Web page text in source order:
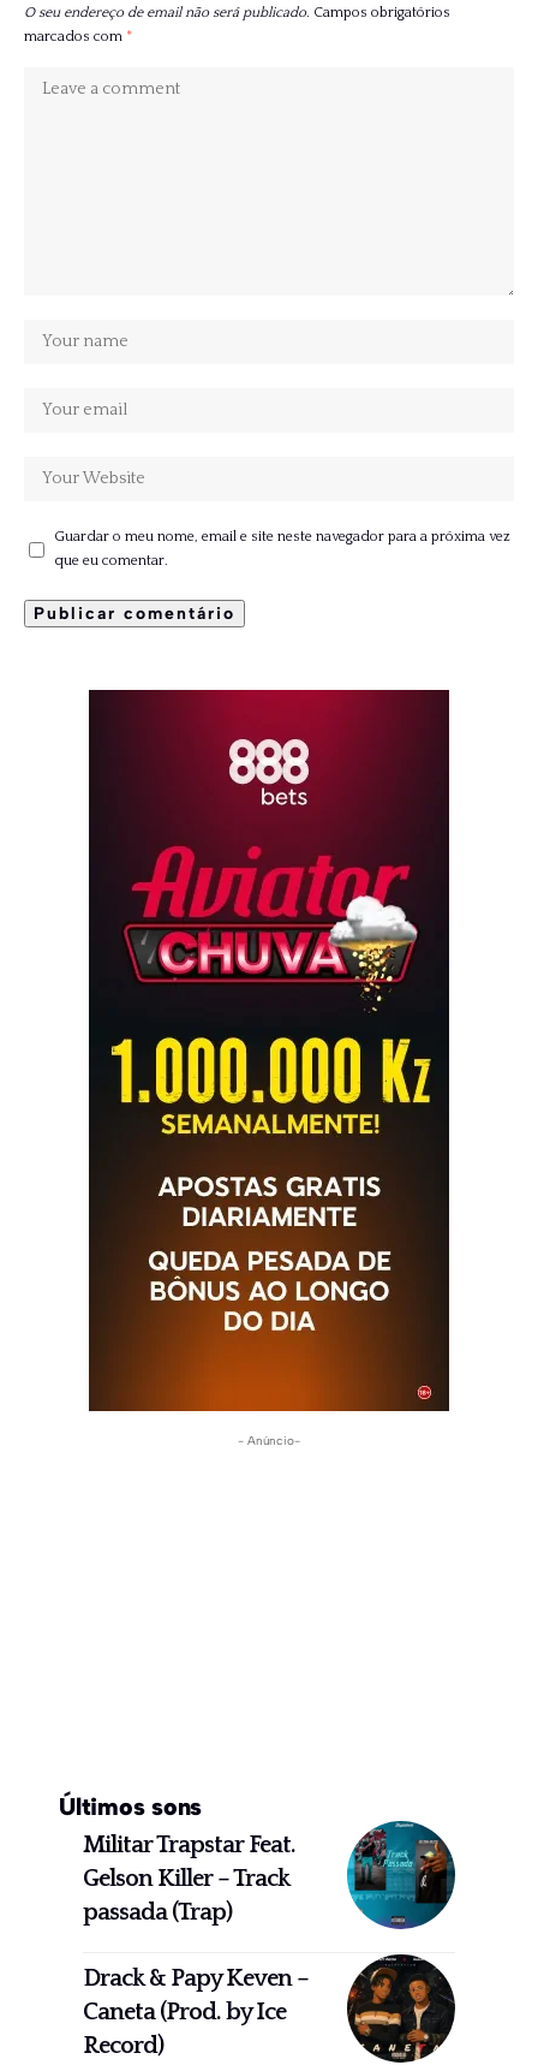
O seu endereço de email não será publicado. Campos obrigatórios
marcados com *
Guardar o meu nome, email e site neste navegador para a próxima vez
que eu comentar.
- Anúncio-
Últimos sons
Militar Trapstar Feat.
Gelson Killer – Track
passada (Trap)
Drack & Papy Keven –
Caneta (Prod. by Ice
Record)